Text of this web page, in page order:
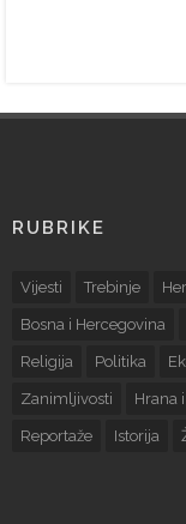
RUBRIKE
Vijesti Trebinje
Bosna i Hercegovina
Religija Politika
Zanimljivosti Hrana
Reportaže Istorija